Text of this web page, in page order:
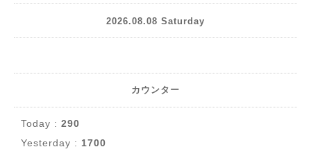
2026.08.08 Saturday
カウンター
Today : 290
Yesterday : 1700